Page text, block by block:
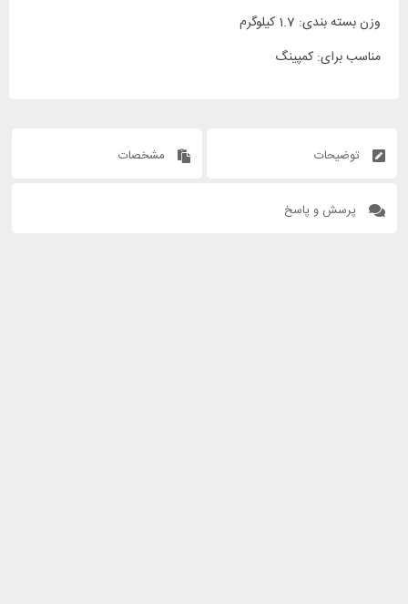
وزن بسته بندی: 1.7 کیلوگرم
مناسب برای: کمپینگ
توضیحات مشخصات
پرسش و پاسخ